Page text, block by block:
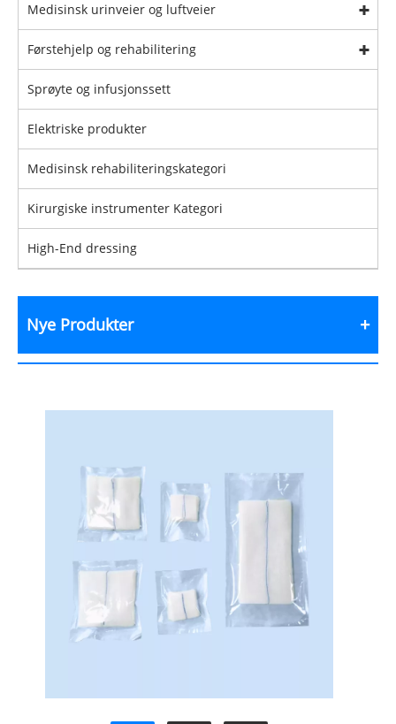
Medisinsk urinveier og luftveier
Førstehjelp og rehabilitering
Sprøyte og infusjonssett
Elektriske produkter
Medisinsk rehabiliteringskategori
Kirurgiske instrumenter Kategori
High-End dressing
Nye Produkter